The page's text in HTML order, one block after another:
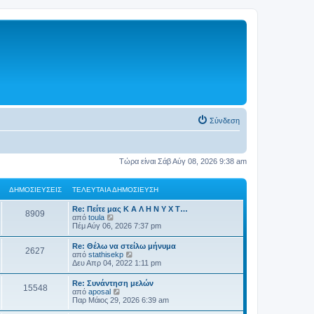
Σύνδεση
Τώρα είναι Σάβ Αύγ 08, 2026 9:38 am
ΔΗΜΟΣΙΕΎΣΕΙΣ ΤΕΛΕΥΤΑΊΑ ΔΗΜΟΣΊΕΥΣΗ
8909
Re: Πείτε μας Κ Α Λ Η Ν Υ Χ Τ…
από toula
ρ
ο
λ
ή
τ
η
ς
τ
ε
Πέμ Αύγ 06, 2026 7:37 pm
2627
Re: Θέλω να στείλω μήνυμα
από stathisekp
ρ
ο
λ
ή
τ
Δευ Απρ 04, 2022 1:11 pm
15548
Re: Συνάντηση μελών
από aposal
ρ
Παρ Μάιος 29, 2026 6:39 am